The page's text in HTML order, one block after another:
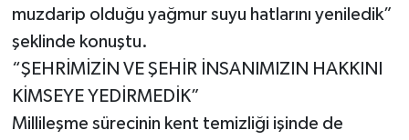
muzdarip olduğu yağmur suyu hatlarını yeniledik”
şeklinde konuştu.
“ŞEHRİMİZİN VE ŞEHİR İNSANIMIZIN HAKKINI
KİMSEYE YEDİRMEDİK”
Millileşme sürecinin kent temizliği işinde de